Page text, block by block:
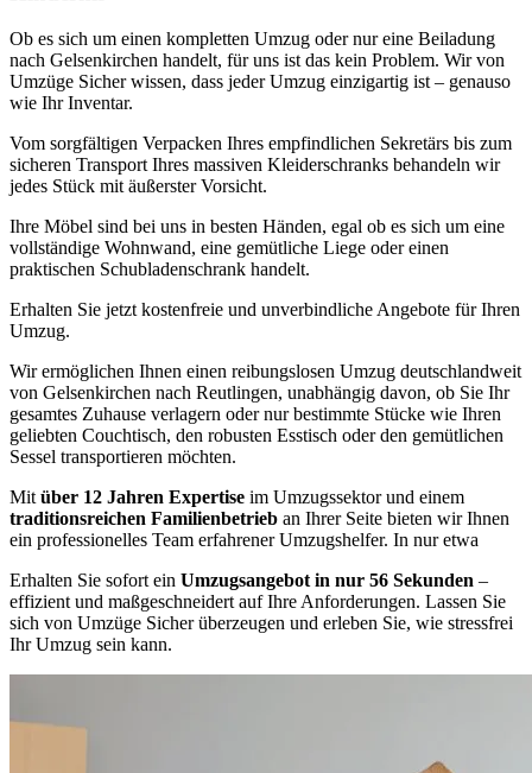
Ob es sich um einen kompletten Umzug oder nur eine Beiladung
nach Gelsenkirchen handelt, für uns ist das kein Problem. Wir von
Umzüge Sicher wissen, dass jeder Umzug einzigartig ist – genauso
wie Ihr Inventar.
Vom sorgfältigen Verpacken Ihres empfindlichen Sekretärs bis zum
sicheren Transport Ihres massiven Kleiderschranks behandeln wir
jedes Stück mit äußerster Vorsicht.
Ihre Möbel sind bei uns in besten Händen, egal ob es sich um eine
vollständige Wohnwand, eine gemütliche Liege oder einen
praktischen Schubladenschrank handelt.
Erhalten Sie jetzt kostenfreie und unverbindliche Angebote für Ihren
Umzug.
Wir ermöglichen Ihnen einen reibungslosen Umzug deutschlandweit
von Gelsenkirchen nach Reutlingen, unabhängig davon, ob Sie Ihr
gesamtes Zuhause verlagern oder nur bestimmte Stücke wie Ihren
geliebten Couchtisch, den robusten Esstisch oder den gemütlichen
Sessel transportieren möchten.
Mit über 12 Jahren Expertise im Umzugssektor und einem
traditionsreichen Familienbetrieb an Ihrer Seite bieten wir Ihnen
ein professionelles Team erfahrener Umzugshelfer. In nur etwa
Erhalten Sie sofort ein Umzugsangebot in nur 56 Sekunden –
effizient und maßgeschneidert auf Ihre Anforderungen. Lassen Sie
sich von Umzüge Sicher überzeugen und erleben Sie, wie stressfrei
Ihr Umzug sein kann.